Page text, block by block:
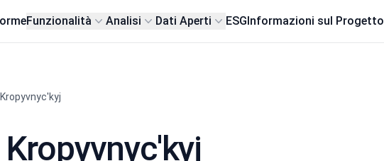
Funzionalità Analisi Dati Aperti ESGInformazioni sul Progetto